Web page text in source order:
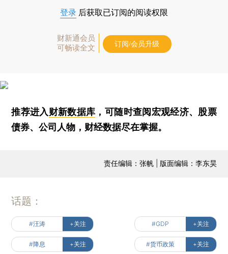
登录 后获取已订阅的阅读权限
财新通会员
可畅读全文
订阅/会员升级
推荐进入财新数据库 ，可随时查阅宏观经济、股票
债券、公司人物，财经数据尽在掌握。
责任编辑：张帆 | 版面编辑：李东昊
话题：
#汪涛 +关注 #GDP +关注
#降息 +关注 #货币政策 +关注